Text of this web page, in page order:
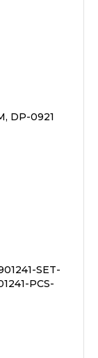
DP-0921
SET-
PCS-